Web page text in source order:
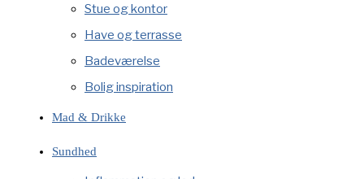
Stue og kontor
Have og terrasse
Badeværelse
Bolig inspiration
Mad & Drikke
Sundhed